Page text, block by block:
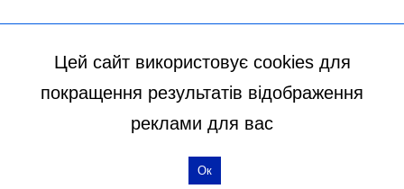
Цей сайт використовує cookies для
покращення результатів відображення
реклами для вас
Ок